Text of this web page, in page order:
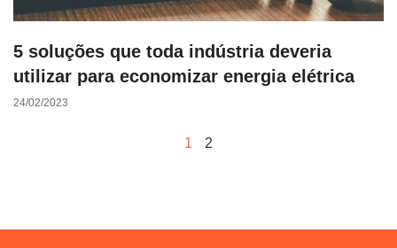
5 soluções que toda indústria deveria
utilizar para economizar energia elétrica
24/02/2023
1 2